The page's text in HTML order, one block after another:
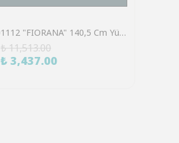
Eglo 901112 "FIORANA" 140,5 Cm Yüksekliğinde Çelik Köşe Lambası Lambader
₺ 11,513.00
₺ 3,437.00